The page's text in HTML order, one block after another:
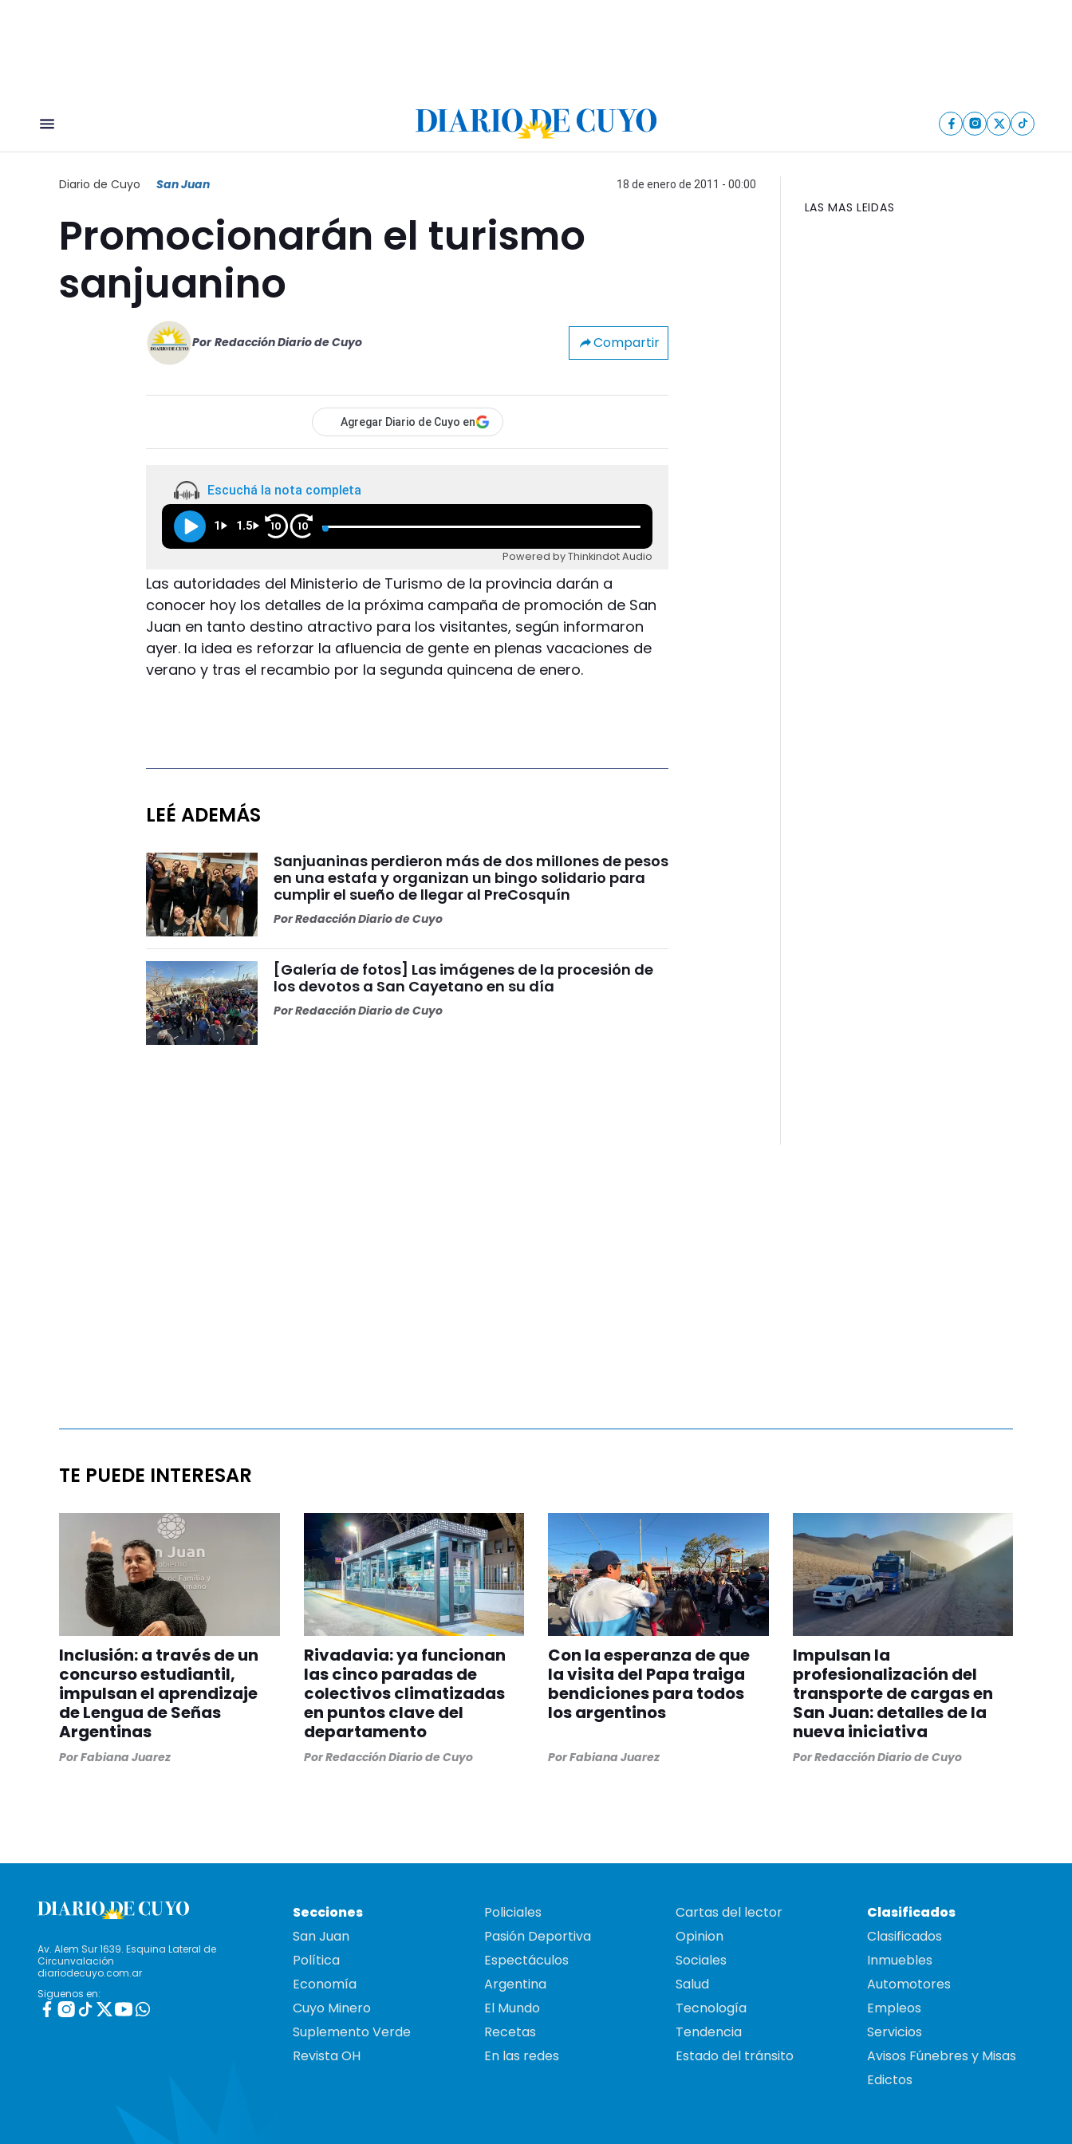
Diario de Cuyo San Juan 18 de enero de 2011 - 00:00
Promocionarán el turismo
sanjuanino
Por Redacción Diario de Cuyo Compartir
Agregar Diario de Cuyo en
Escuchá la nota completa
1 1.5 10 10
Powered by Thinkindot Audio
Las autoridades del Ministerio de Turismo de la provincia darán a
conocer hoy los detalles de la próxima campaña de promoción de San
Juan en tanto destino atractivo para los visitantes, según informaron
ayer. la idea es reforzar la afluencia de gente en plenas vacaciones de
verano y tras el recambio por la segunda quincena de enero.
LEÉ ADEMÁS
Sanjuaninas perdieron más de dos millones de pesos
en una estafa y organizan un bingo solidario para
cumplir el sueño de llegar al PreCosquín
PorRedacción Diario de Cuyo
[Galería de fotos] Las imágenes de la procesión de
los devotos a San Cayetano en su día
PorRedacción Diario de Cuyo
LAS MAS LEIDAS
TE PUEDE INTERESAR
Inclusión: a través de un
concurso estudiantil,
impulsan el aprendizaje
de Lengua de Señas
Argentinas
PorFabiana Juarez
Rivadavia: ya funcionan
las cinco paradas de
colectivos climatizadas
en puntos clave del
departamento
PorRedacción Diario de Cuyo
Con la esperanza de que
la visita del Papa traiga
bendiciones para todos
los argentinos
PorFabiana Juarez
Impulsan la
profesionalización del
transporte de cargas en
San Juan: detalles de la
nueva iniciativa
PorRedacción Diario de Cuyo
Av. Alem Sur 1639. Esquina Lateral de
Circunvalación
diariodecuyo.com.ar
Siguenos en:
Secciones
San Juan
Política
Economía
Cuyo Minero
Suplemento Verde
Revista OH
Policiales
Pasión Deportiva
Espectáculos
Argentina
El Mundo
Recetas
En las redes
Cartas del lector
Opinion
Sociales
Salud
Tecnología
Tendencia
Estado del tránsito
Clasificados
Clasificados
Inmuebles
Automotores
Empleos
Servicios
Avisos Fúnebres y Misas
Edictos